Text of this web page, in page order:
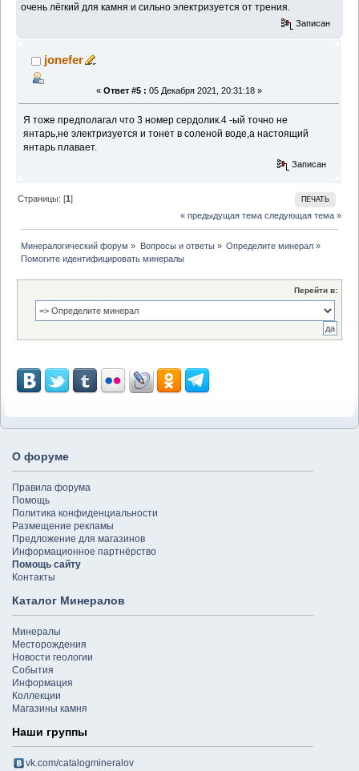
очень лёгкий для камня и сильно электризуется от трения.
Записан
jonefer
« Ответ #5 : 05 Декабря 2021, 20:31:18 »
Я тоже предполагал что 3 номер сердолик.4 -ый точно не
янтарь,не электризуется и тонет в соленой воде,а настоящий
янтарь плавает.
Записан
ПЕЧАТЬ
Страницы: [1]
« предыдущая тема следующая тема »
Минералогический форум » Вопросы и ответы» Определите минерал»
Помогите идентифицировать минералы
Перейти в:
О форуме
Правила форума
Помощь
Политика конфиденциальности
Размещение рекламы
Предложение для магазинов
Информационное партнёрство
Помощь сайту
Контакты
Каталог Минералов
Минералы
Месторождения
Новости геологии
События
Информация
Коллекции
Магазины камня
Наши группы
vk.com/catalogmineralov